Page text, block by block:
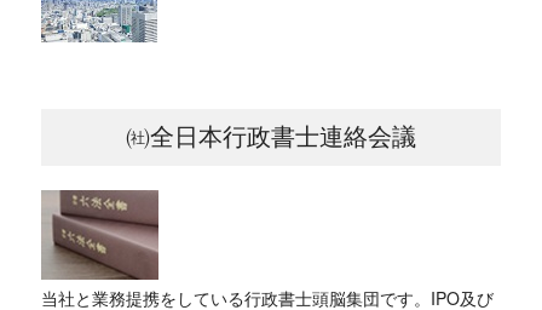
㈳全日本行政書士連絡会議
当社と業務提携をしている行政書士頭脳集団です。IPO及び